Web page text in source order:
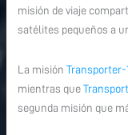
misión de viaje
satélites pequeños a
La misiónTransporter-1
mientras que
segunda misión que
de
SpaceX
de
SpaceX